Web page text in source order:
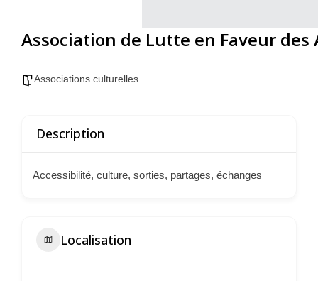
Association de Lutte en Faveur des
Associations culturelles
Description
Accessibilité, culture, sorties, partages, échanges
Localisation